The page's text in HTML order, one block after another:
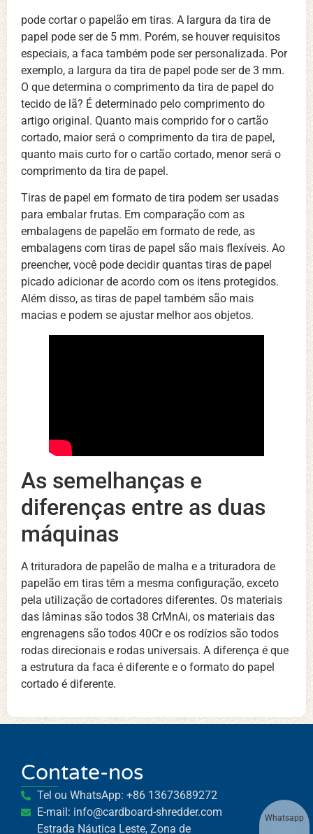
pode cortar o papelão em tiras. A largura da tira de
papel pode ser de 5 mm. Porém, se houver requisitos
especiais, a faca também pode ser personalizada. Por
exemplo, a largura da tira de papel pode ser de 3 mm.
O que determina o comprimento da tira de papel do
tecido de lã? É determinado pelo comprimento do
artigo original. Quanto mais comprido for o cartão
cortado, maior será o comprimento da tira de papel,
quanto mais curto for o cartão cortado, menor será o
comprimento da tira de papel.
Tiras de papel em formato de tira podem ser usadas
para embalar frutas. Em comparação com as
embalagens de papelão em formato de rede, as
embalagens com tiras de papel são mais flexíveis. Ao
preencher, você pode decidir quantas tiras de papel
picado adicionar de acordo com os itens protegidos.
Além disso, as tiras de papel também são mais
macias e podem se ajustar melhor aos objetos.
As semelhanças e
diferenças entre as duas
máquinas
A trituradora de papelão de malha e a trituradora de
papelão em tiras têm a mesma configuração, exceto
pela utilização de cortadores diferentes. Os materiais
das lâminas são todos 38 CrMnAi, os materiais das
engrenagens são todos 40Cr e os rodízios são todos
rodas direcionais e rodas universais. A diferença é que
a estrutura da faca é diferente e o formato do papel
cortado é diferente.
Contate-nos
Tel ou WhatsApp: +86 13673689272
E-mail: info@cardboard-shredder.com
Estrada Náutica Leste, Zona de
Whatsapp